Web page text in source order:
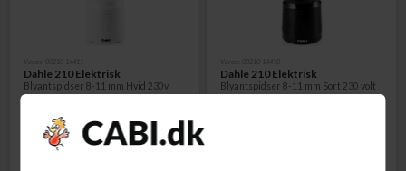
Dahle 210 Elektrisk
Blyantspidser 8-11 mm Hvid 230v
395,00 DKK
Dahle 210 Elektrisk
Blyantspidser 8-11 mm Sort 230 volt